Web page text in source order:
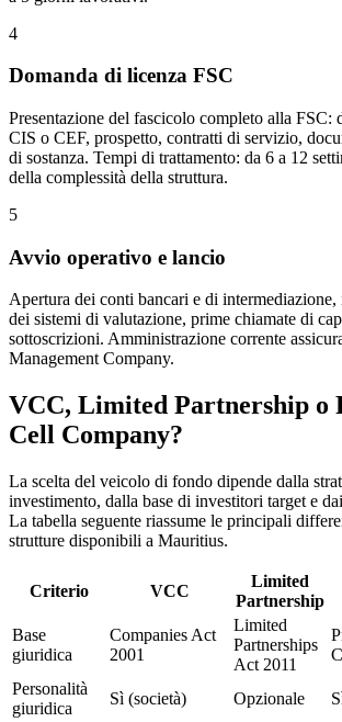
4
Domanda di licenza FSC
Presentazione del fascicolo completo alla FSC:
CIS o CEF, prospetto, contratti di servizio,
di sostanza. Tempi di trattamento: da 6 a 12
della complessità della struttura.
5
Avvio operativo e lancio
Apertura dei conti bancari e di intermediazione,
dei sistemi di valutazione, prime chiamate di
sottoscrizioni. Amministrazione corrente
Management Company.
VCC, Limited Partnership o
Cell Company?
La scelta del veicolo di fondo dipende dalla
investimento, dalla base di investitori target e
La tabella seguente riassume le principali
strutture disponibili a Mauritius.
Criterio VCC
Limited
Partnership
Base
giuridica
Companies Act
2001
Limited
Partnerships
Act 2011
Personalità
giuridica
Sì (società) Opzionale